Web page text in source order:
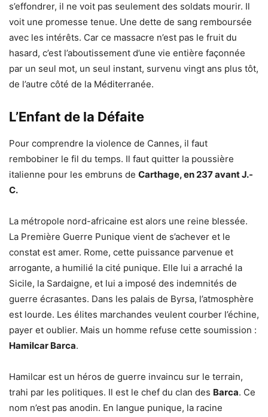
s’effondrer, il ne voit pas seulement des soldats mourir. Il
voit une promesse tenue. Une dette de sang remboursée
avec les intérêts. Car ce massacre n’est pas le fruit du
hasard, c’est l’aboutissement d’une vie entière façonnée
par un seul mot, un seul instant, survenu vingt ans plus tôt,
de l’autre côté de la Méditerranée.
L’Enfant de la Défaite
Pour comprendre la violence de Cannes, il faut
rembobiner le fil du temps. Il faut quitter la poussière
italienne pour les embruns de Carthage, en 237 avant J.-
C.
La métropole nord-africaine est alors une reine blessée.
La Première Guerre Punique vient de s’achever et le
constat est amer. Rome, cette puissance parvenue et
arrogante, a humilié la cité punique. Elle lui a arraché la
Sicile, la Sardaigne, et lui a imposé des indemnités de
guerre écrasantes. Dans les palais de Byrsa, l’atmosphère
est lourde. Les élites marchandes veulent courber l’échine,
payer et oublier. Mais un homme refuse cette soumission :
Hamilcar Barca.
Hamilcar est un héros de guerre invaincu sur le terrain,
trahi par les politiques. Il est le chef du clan des Barca. Ce
nom n’est pas anodin. En langue punique, la racine